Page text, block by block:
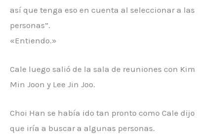
así que tenga eso en cuenta al seleccionar a las
personas”.
«Entiendo.»
Cale luego salió de la sala de reuniones con Kim
Min Joon y Lee Jin Joo.
Choi Han se había ido tan pronto como Cale dijo
que iría a buscar a algunas personas.